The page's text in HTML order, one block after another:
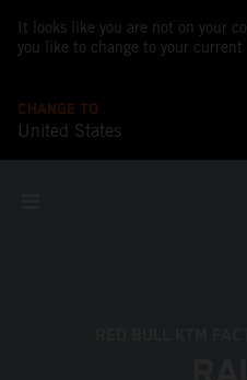
It looks like you are not on your
you like to change to your current
CHANGE TO
United States